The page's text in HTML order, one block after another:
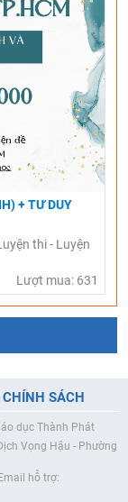
+ TƯ DUY
thi - Luyện
Lượt mua: 631
CHÍNH SÁCH
dục Thành Phát
Vọng Hậu - Phường
hỗ trợ: